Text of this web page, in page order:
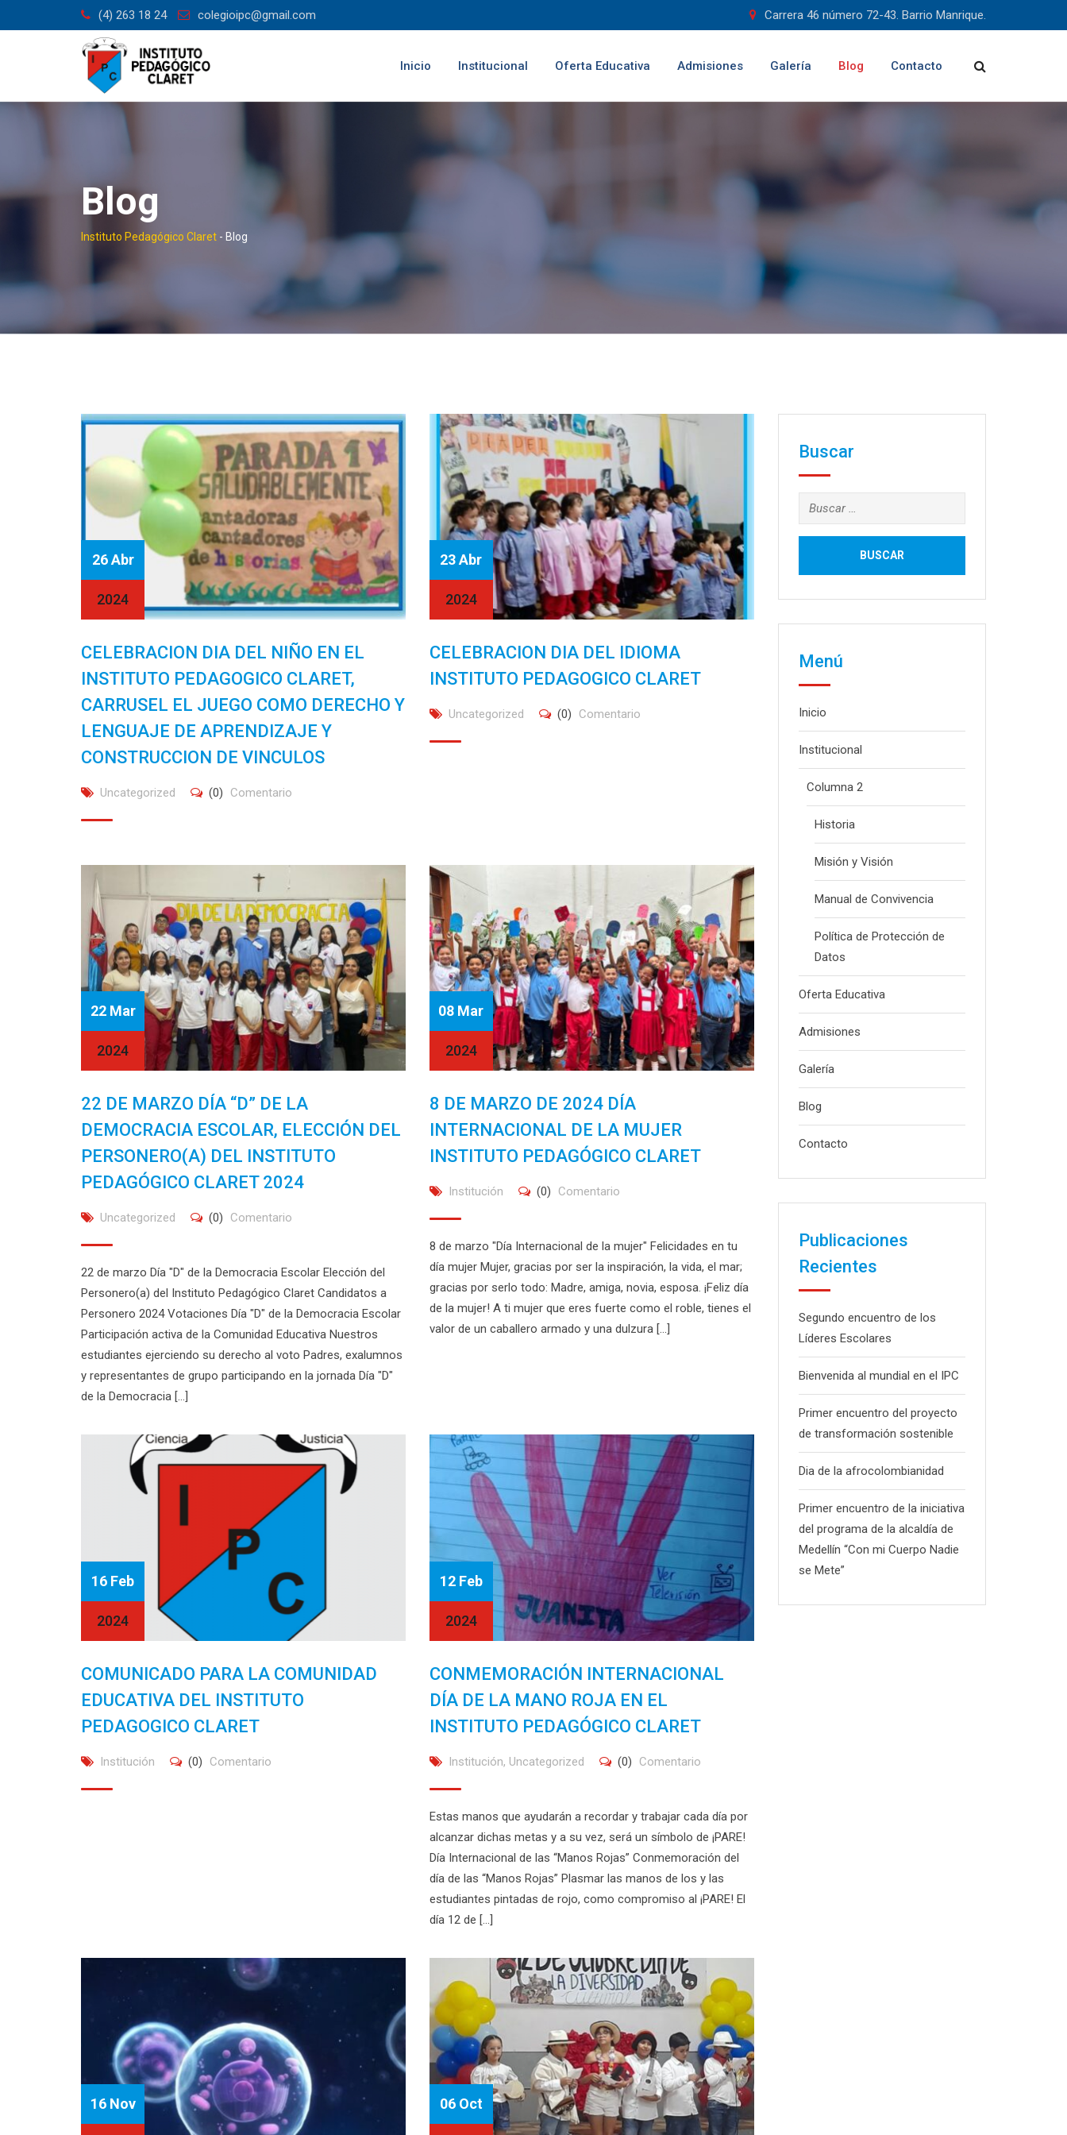
al
(4) 263 18 24 colegioipc@gmail.com Carrera 46 número 72-43. Barrio Manrique.
Inicio Institucional Oferta Educativa Admisiones Galería Blog Contacto
Blog
Instituto Pedagógico Claret - Blog
26 Abr
2024
CELEBRACION DIA DEL NIÑO EN EL
INSTITUTO PEDAGOGICO CLARET,
CARRUSEL EL JUEGO COMO DERECHO Y
LENGUAJE DE APRENDIZAJE Y
CONSTRUCCION DE VINCULOS
Uncategorized (0) Comentario
23 Abr
2024
CELEBRACION DIA DEL IDIOMA
INSTITUTO PEDAGOGICO CLARET
Uncategorized (0) Comentario
22 Mar
2024
22 DE MARZO DÍA “D” DE LA
DEMOCRACIA ESCOLAR, ELECCIÓN DEL
PERSONERO(A) DEL INSTITUTO
PEDAGÓGICO CLARET 2024
Uncategorized (0) Comentario
22 de marzo Día "D" de la Democracia Escolar Elección del
Personero(a) del Instituto Pedagógico Claret Candidatos a
Personero 2024 Votaciones Día "D" de la Democracia Escolar
Participación activa de la Comunidad Educativa Nuestros
estudiantes ejerciendo su derecho al voto Padres, exalumnos
y representantes de grupo participando en la jornada Día "D"
de la Democracia [...]
08 Mar
2024
8 DE MARZO DE 2024 DÍA
INTERNACIONAL DE LA MUJER
INSTITUTO PEDAGÓGICO CLARET
Institución (0) Comentario
8 de marzo "Día Internacional de la mujer" Felicidades en tu
día mujer Mujer, gracias por ser la inspiración, la vida, el mar;
gracias por serlo todo: Madre, amiga, novia, esposa. ¡Feliz día
de la mujer! A ti mujer que eres fuerte como el roble, tienes el
valor de un caballero armado y una dulzura [...]
16 Feb
2024
COMUNICADO PARA LA COMUNIDAD
EDUCATIVA DEL INSTITUTO
PEDAGOGICO CLARET
Institución (0) Comentario
12 Feb
2024
CONMEMORACIÓN INTERNACIONAL
DÍA DE LA MANO ROJA EN EL
INSTITUTO PEDAGÓGICO CLARET
Institución, Uncategorized (0) Comentario
Estas manos que ayudarán a recordar y trabajar cada día por
alcanzar dichas metas y a su vez, será un símbolo de ¡PARE!
Día Internacional de las “Manos Rojas” Conmemoración del
día de las “Manos Rojas” Plasmar las manos de los y las
estudiantes pintadas de rojo, como compromiso al ¡PARE! El
día 12 de [...]
16 Nov 06 Oct
Buscar
Buscar:
Menú
Inicio
Institucional
Columna 2
Historia
Misión y Visión
Manual de Convivencia
Política de Protección de
Datos
Oferta Educativa
Admisiones
Galería
Blog
Contacto
Publicaciones
Recientes
Segundo encuentro de los
Líderes Escolares
Bienvenida al mundial en el IPC
Primer encuentro del proyecto
de transformación sostenible
Dia de la afrocolombianidad
Primer encuentro de la iniciativa
del programa de la alcaldía de
Medellín “Con mi Cuerpo Nadie
se Mete”